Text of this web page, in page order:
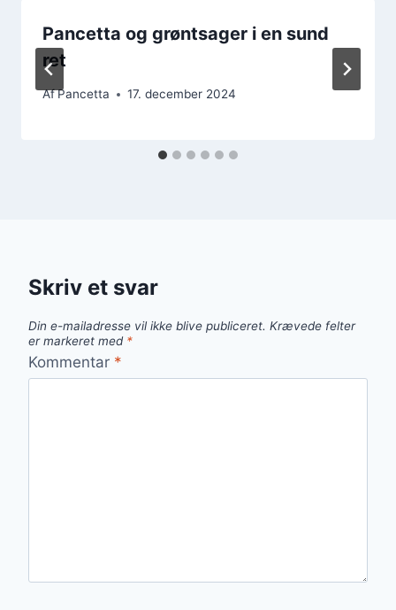
Pancetta og grøntsager i en sund
ret
AfPancetta 17. december 2024
Skriv et svar
Din e-mailadresse vil ikke blive publiceret. Krævede felter
er markeret med *
Kommentar *